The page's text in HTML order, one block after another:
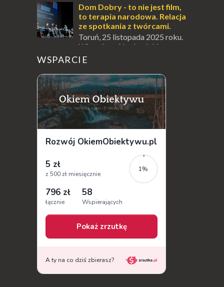
wioski, ale także coś wyjątkowego –
prawd...
Dom Dobry - to nie jest film,
to terapia narodowa. Relacja
ze spotkania z twórcami.
Toruń, 25 listopada 2025 roku.
Wieczór w Akademickim
Centrum Kultury i Sztuki " Od Nowa ", który
na długo zostanie w mojej pamięci...
WSPARCIE